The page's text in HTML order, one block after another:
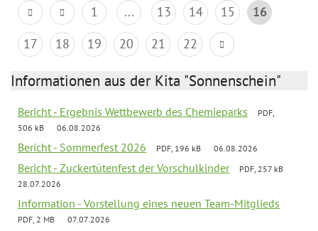
1 ... 13 14 15
16
17
18 19 20 21 22
Informationen aus der Kita "Sonnenschein"
Bericht - Ergebnis Wettbewerb des Chemieparks
PDF,
506 kB
06.08.2026
Bericht - Sommerfest 2026 PDF, 196 kB 06.08.2026
Bericht - Zuckertütenfest der Vorschulkinder
PDF, 257 kB
28.07.2026
Information - Vorstellung eines neuen Team-Mitglieds
PDF, 2 MB 07.07.2026